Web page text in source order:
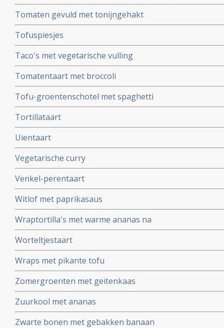
Tomaten gevuld met tonijngehakt
Tofuspiesjes
Taco's met vegetarische vulling
Tomatentaart met broccoli
Tofu-groentenschotel met spaghetti
Tortillataart
Uientaart
Vegetarische curry
Venkel-perentaart
Witlof met paprikasaus
Wraptortilla's met warme ananas na
Worteltjestaart
Wraps met pikante tofu
Zomergroenten met geitenkaas
Zuurkool met ananas
Zwarte bonen met gebakken banaan